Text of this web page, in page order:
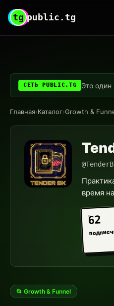
tg public.tg
СЕТЬ PUBLIC.TG Это
Главная›Каталог›Growth &
время
62
📂 Growth & Funnel